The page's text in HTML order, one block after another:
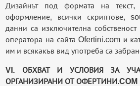
Дизайнът под формата на
оформление, всички скриптове,
данни са изключителна
оператора на сайта Ofertini.com и
им и всякакъв вид употреба са
VI. ОБХВАТ И УСЛОВИЯ ЗА
ОРГАНИЗИРАНИ ОТ ОФЕРТИНИ.COM